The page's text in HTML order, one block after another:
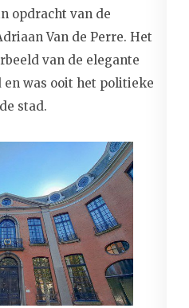
opdracht van de
Van de Perre. Het
van de elegante
was ooit het politieke
stad.